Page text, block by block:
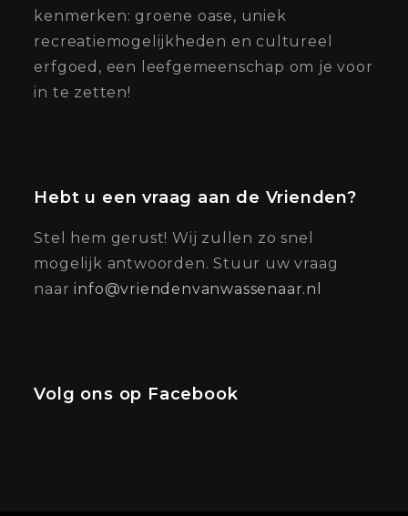
kenmerken: groene oase, uniek
recreatiemogelijkheden en cultureel
erfgoed, een leefgemeenschap om je voor
in te zetten!
Hebt u een vraag aan de Vrienden?
Stel hem gerust! Wij zullen zo snel
mogelijk antwoorden. Stuur uw vraag
naarinfo@vriendenvanwassenaar.nl
Volg ons op Facebook